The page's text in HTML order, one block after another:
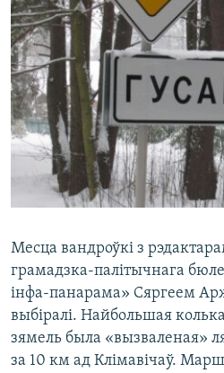
Месца вандроўкі з
грамадзка-палітычнага
інфа-панарама» Сяргеем
выбіралі. Найбольшая
зямель была «вызваленая»
за 10 км ад Клімавічаў.